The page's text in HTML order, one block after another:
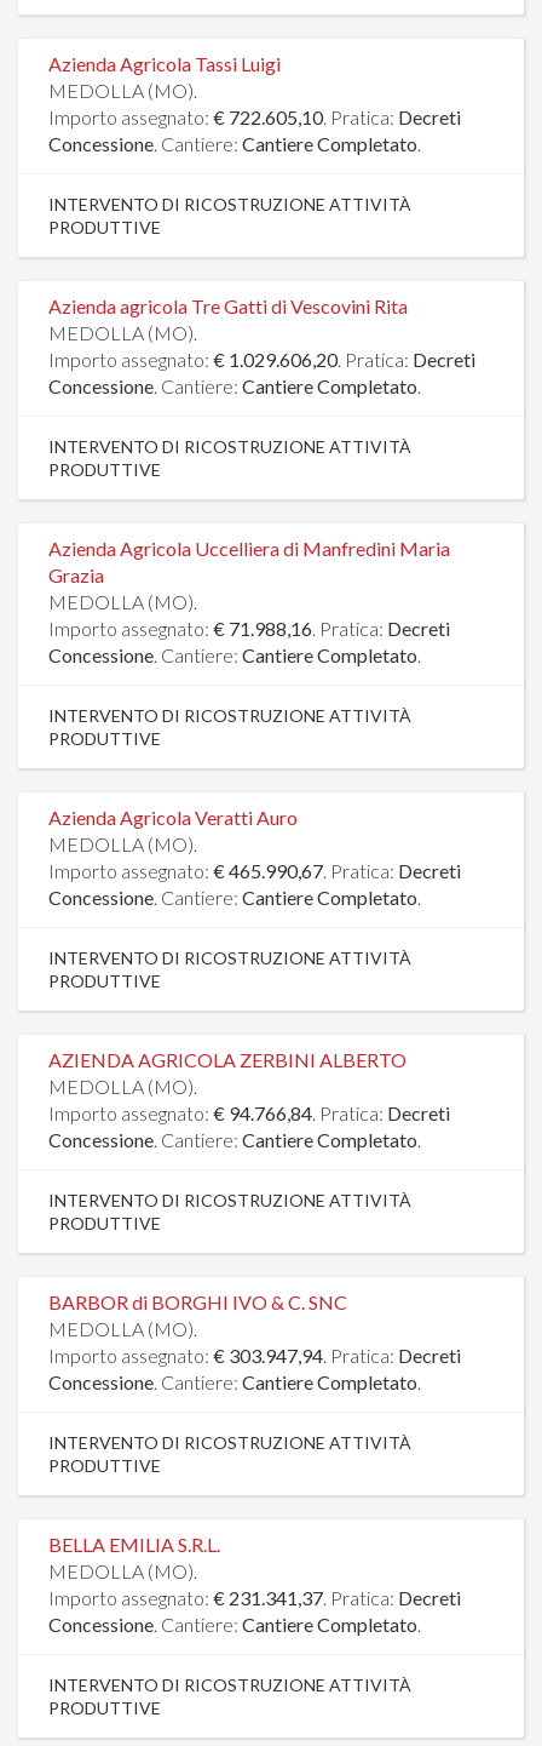
Azienda Agricola Tassi Luigi
MEDOLLA (MO).
Importo assegnato: € 722.605,10. Pratica: Decreti
Concessione. Cantiere: Cantiere Completato.
INTERVENTO DI RICOSTRUZIONE ATTIVITÀ
PRODUTTIVE
Azienda agricola Tre Gatti di Vescovini Rita
MEDOLLA (MO).
Importo assegnato: € 1.029.606,20. Pratica: Decreti
Concessione. Cantiere: Cantiere Completato.
INTERVENTO DI RICOSTRUZIONE ATTIVITÀ
PRODUTTIVE
Azienda Agricola Uccelliera di Manfredini Maria
Grazia
MEDOLLA (MO).
Importo assegnato: € 71.988,16. Pratica: Decreti
Concessione. Cantiere: Cantiere Completato.
INTERVENTO DI RICOSTRUZIONE ATTIVITÀ
PRODUTTIVE
Azienda Agricola Veratti Auro
MEDOLLA (MO).
Importo assegnato: € 465.990,67. Pratica: Decreti
Concessione. Cantiere: Cantiere Completato.
INTERVENTO DI RICOSTRUZIONE ATTIVITÀ
PRODUTTIVE
AZIENDA AGRICOLA ZERBINI ALBERTO
MEDOLLA (MO).
Importo assegnato: € 94.766,84. Pratica: Decreti
Concessione. Cantiere: Cantiere Completato.
INTERVENTO DI RICOSTRUZIONE ATTIVITÀ
PRODUTTIVE
BARBOR di BORGHI IVO & C. SNC
MEDOLLA (MO).
Importo assegnato: € 303.947,94. Pratica: Decreti
Concessione. Cantiere: Cantiere Completato.
INTERVENTO DI RICOSTRUZIONE ATTIVITÀ
PRODUTTIVE
BELLA EMILIA S.R.L.
MEDOLLA (MO).
Importo assegnato: € 231.341,37. Pratica: Decreti
Concessione. Cantiere: Cantiere Completato.
INTERVENTO DI RICOSTRUZIONE ATTIVITÀ
PRODUTTIVE